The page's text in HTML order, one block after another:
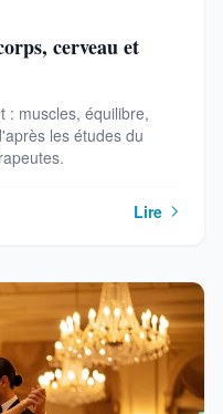
cerveau et
: muscles, équilibre,
les études du
Lire